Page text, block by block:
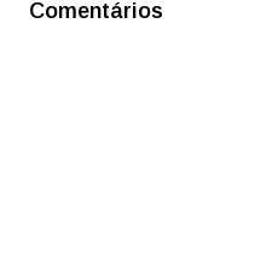
Comentários